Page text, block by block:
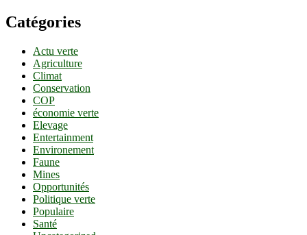
Catégories
Actu verte
Agriculture
Climat
Conservation
COP
économie verte
Elevage
Entertainment
Environement
Faune
Mines
Opportunités
Politique verte
Populaire
Santé